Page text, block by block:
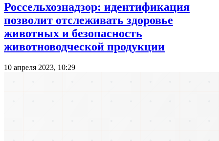
Россельхознадзор: идентификация
позволит отслеживать здоровье
животных и безопасность
животноводческой продукции
10 апреля 2023, 10:29